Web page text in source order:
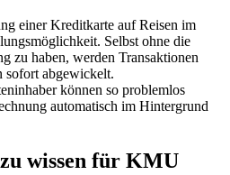
einer Kreditkarte auf Reisen im
Selbst ohne die
zu haben, werden Transaktionen
sofort abgewickelt.
können so problemlos
automatisch im Hintergrund
wissen für KMU